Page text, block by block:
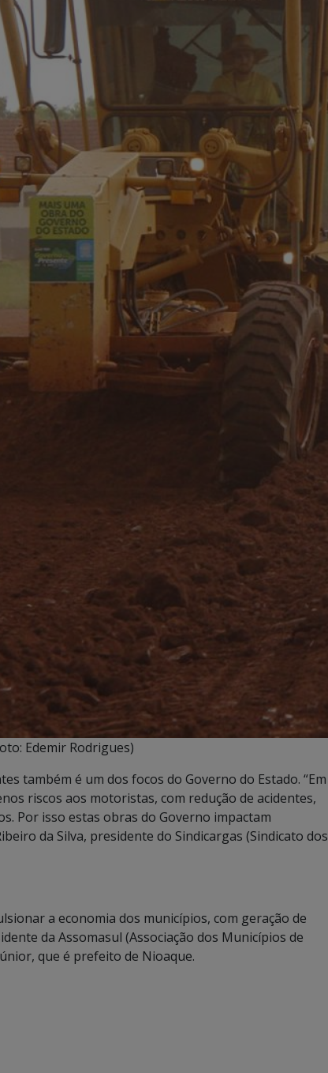
Edemir Rodrigues)
também é um dos focos do Governo do Estado. “Em
riscos aos motoristas, com redução de acidentes,
Por isso estas obras do Governo impactam
da Silva, presidente do Sindicargas (Sindicato dos
a economia dos municípios, com geração de
da Assomasul (Associação dos Municípios de
que é prefeito de Nioaque.